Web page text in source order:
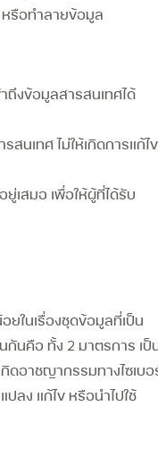
หรือทำลายข้อมูล
ถึงข้อมูลสารสนเทศได้
นเทศ ไม่ให้เกิดการแก้ไข
เสมอ เพื่อให้ผู้ที่ได้รับ
ยในเรื่องชุดข้อมูลที่เป็น
กันคือ ทั้ง 2 มาตรการ เป็
ดอาชญากรรมทางไซเบอ
ลง แก้ไข หรือนำไปใช้